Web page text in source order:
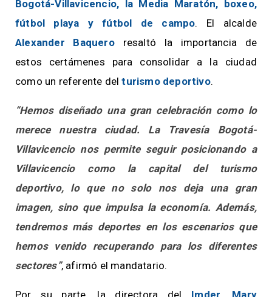
Bogotá-Villavicencio, la Media Maratón, boxeo,
fútbol playa y fútbol de campo. El alcalde
Alexander Baqueroresaltó la importancia de
estos certámenes para consolidar a la ciudad
como un referente delturismo deportivo.
“Hemos diseñado una gran celebración como lo
merece nuestra ciudad. La Travesía Bogotá-
Villavicencio nos permite seguir posicionando a
Villavicencio como la capital del turismo
deportivo, lo que no solo nos deja una gran
imagen, sino que impulsa la economía. Además,
tendremos más deportes en los escenarios que
hemos venido recuperando para los diferentes
sectores”, afirmó el mandatario.
Por su parte, la directora del Imder, Mary